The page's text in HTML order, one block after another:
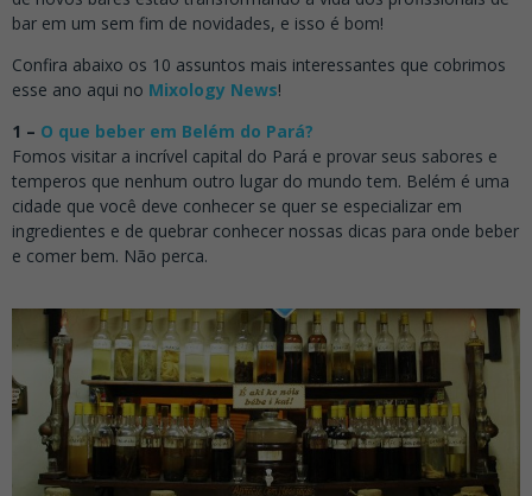
bar em um sem fim de novidades, e isso é bom!
Confira abaixo os 10 assuntos mais interessantes que cobrimos
esse ano aqui no Mixology News!
1 – O que beber em Belém do Pará?
Fomos visitar a incrível capital do Pará e provar seus sabores e
temperos que nenhum outro lugar do mundo tem. Belém é uma
cidade que você deve conhecer se quer se especializar em
ingredientes e de quebrar conhecer nossas dicas para onde beber
e comer bem. Não perca.